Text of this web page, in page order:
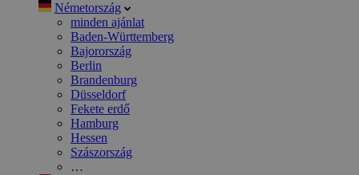
Németország
minden ajánlat
Baden-Württemberg
Bajorország
Berlin
Brandenburg
Düsseldorf
Fekete erdő
Hamburg
Hessen
Szászország
…